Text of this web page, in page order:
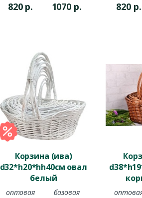
820 р. 1070 р. 820 р.
Корзина (ива)
d32*h20*hh40см овал
белый
оптовая базовая